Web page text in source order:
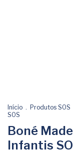
Início . Produtos SOS
SOS
Boné
Infantis